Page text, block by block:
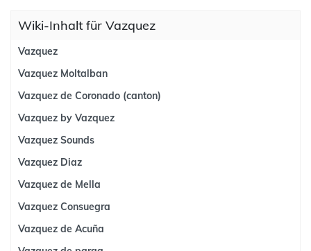
Wiki-Inhalt für Vazquez
Vazquez
Vazquez Moltalban
Vazquez de Coronado (canton)
Vazquez by Vazquez
Vazquez Sounds
Vazquez Diaz
Vazquez de Mella
Vazquez Consuegra
Vazquez de Acuña